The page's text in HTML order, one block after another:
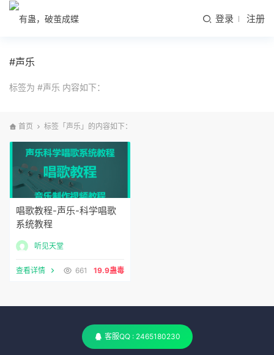
登录 注册
#声乐
标签为 #声乐 内容如下：
首页 标签「声乐」的内容如下：
唱歌教程-声乐-科学唱歌
系统教程
听见天堂
查看详情 661 19.9蛊毒
客服QQ : 2465180230